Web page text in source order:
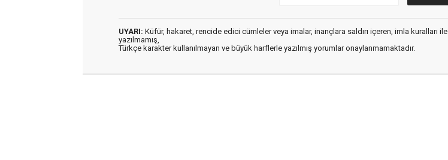
UYARI: Küfür, hakaret, rencide edici cümleler veya imalar, inançlara saldırı içeren, imla kuralları ile
yazılmamış,
Türkçe karakter kullanılmayan ve büyük harflerle yazılmış yorumlar onaylanmamaktadır.